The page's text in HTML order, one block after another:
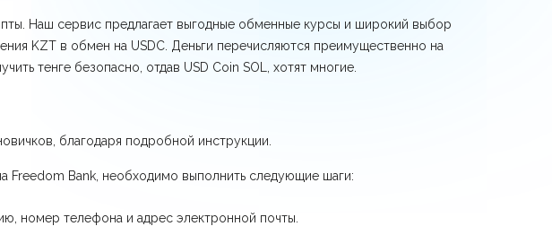
Наш сервис предлагает выгодные обменные курсы и широкий выбор
KZT в обмен на USDC. Деньги перечисляются преимущественно на
тенге безопасно, отдав USD Coin SOL, хотят многие.
благодаря подробной инструкции.
Freedom Bank, необходимо выполнить следующие шаги:
номер телефона и адрес электронной почты.